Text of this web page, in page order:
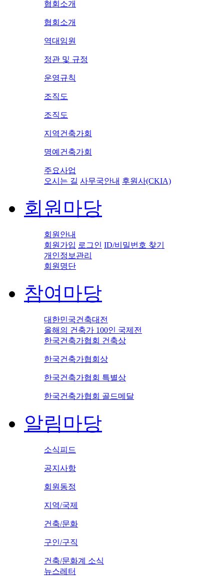
협회소개
협회소개
역대임원
정관 및 규정
운영규칙
조직도
조직도
지역건축가회
명예건축가회
주요사업
오시는 길 사무국안내 후원사(CKIA)
회원마당
회원안내
회원가입 로그인 ID/비밀번호 찾기
개인정보관리
회원명단
참여마당
대한민국건축대전
올해의 건축가 100인 국제전
한국건축가협회 건축상
한국건축가협회상
한국건축가협회 특별상
한국건축가협회 골드메달
알림마당
소식피드
공지사항
회원동정
지역/국제
건축/문화
구인/구직
건축/문화계 소식
뉴스레터